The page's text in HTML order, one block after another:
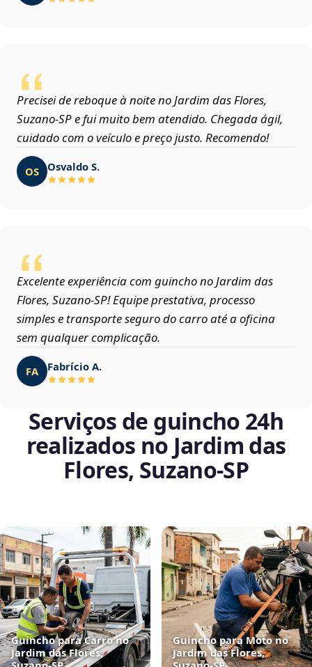
Precisei de reboque à noite no Jardim das Flores,
Suzano‑SP e fui muito bem atendido. Chegada ágil,
cuidado com o veículo e preço justo. Recomendo!
OS Osvaldo S.
Excelente experiência com guincho no Jardim das
Flores, Suzano‑SP! Equipe prestativa, processo
simples e transporte seguro do carro até a oficina
sem qualquer complicação.
FA Fabrício A.
Serviços de guincho 24h
realizados no Jardim das
Flores, Suzano‑SP
Guincho para Carro no
Jardim das Flores,
Guincho para Moto no
Jardim das Flores,